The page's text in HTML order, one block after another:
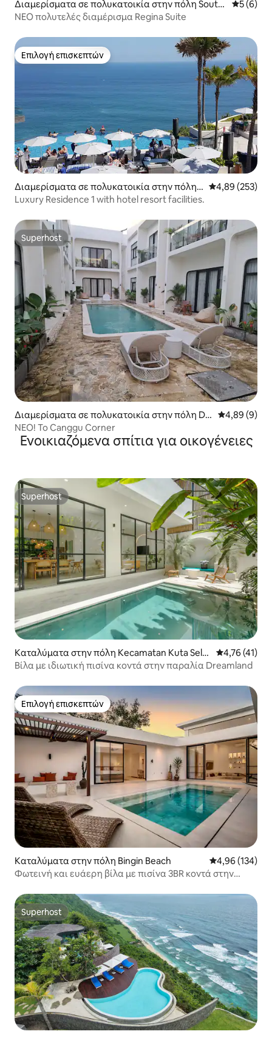
Διαμερίσματα σε πολυκατοικία στην πόλη South
Kuta
Μέση
5 (6)
ΝΕΟ πολυτελές διαμέρισμα Regina Suite
Επιλογή επισκεπτών
Επιλογή επισκεπτών
Διαμερίσματα σε πολυκατοικία στην πόλη
Kuta Selatan
Μέση
4,89 (253)
Luxury Residence 1 with hotel resort facilities.
Superhost
Superhost
Διαμερίσματα σε πολυκατοικία στην πόλη Dal
ung
Μέση
4,89 (9)
ΝΕΟ! Το Canggu Corner
Ενοικιαζόμενα σπίτια για οικογένειες
Superhost
Superhost
Καταλύματα στην πόλη Kecamatan Kuta Selat
an
Μέση
4,76 (41)
Βίλα με ιδιωτική πισίνα κοντά στην παραλία Dreamland
Επιλογή επισκεπτών
Επιλογή επισκεπτών
Καταλύματα στην πόλη Bingin Beach Μέση
4,96 (134)
Φωτεινή και ευάερη βίλα με πισίνα 3BR κοντά στην
Superhost
Superhost